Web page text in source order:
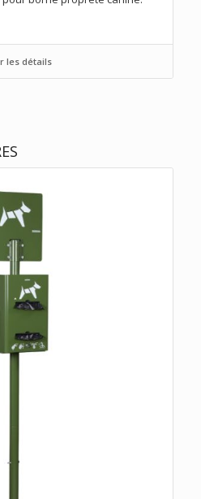
les détails